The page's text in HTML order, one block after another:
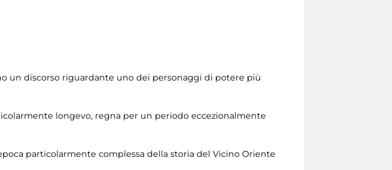
un discorso riguardante uno dei personaggi di potere più
longevo, regna per un periodo eccezionalmente
particolarmente complessa della storia del Vicino Oriente